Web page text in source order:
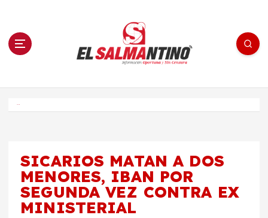
n El Salmantino - medios/noticias/editorial
SICARIOS MATAN A DOS
MENORES, IBAN POR
SEGUNDA VEZ CONTRA EX
MINISTERIAL